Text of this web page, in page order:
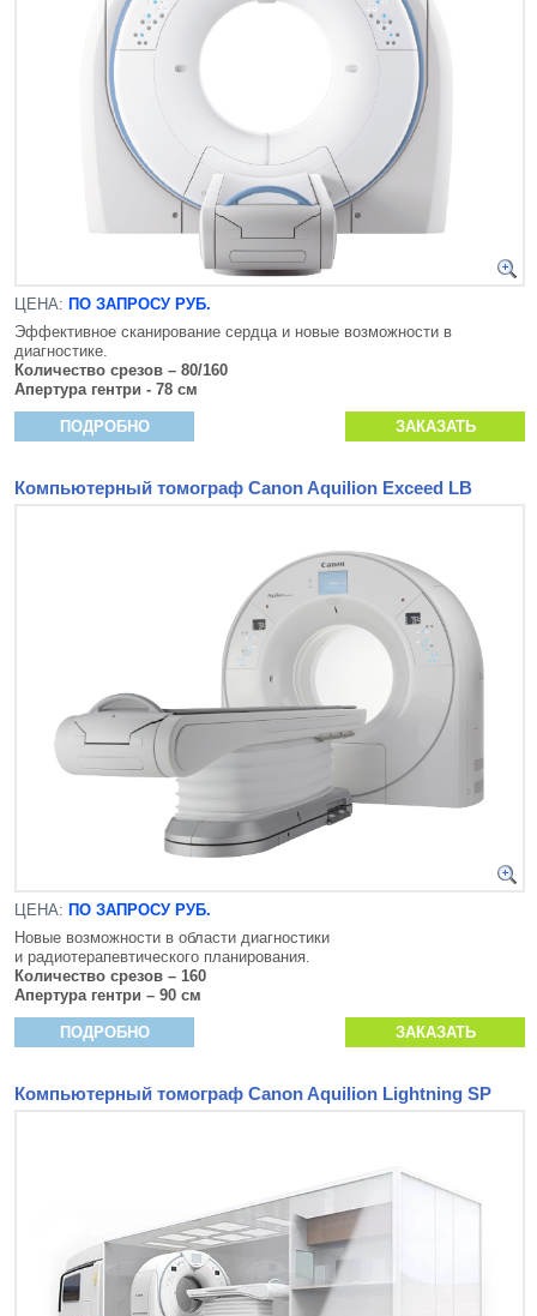
ЦЕНА: ПО ЗАПРОСУ РУБ.
Эффективное сканирование сердца и новые возможности в
диагностике.
Количество срезов – 80/160
Апертура гентри - 78 см
ПОДРОБНО ЗАКАЗАТЬ
Компьютерный томограф Canon Aquilion Exceed LB
ЦЕНА: ПО ЗАПРОСУ РУБ.
Новые возможности в области диагностики
и радиотерапевтического планирования.
Количество срезов – 160
Апертура гентри – 90 см
ПОДРОБНО ЗАКАЗАТЬ
Компьютерный томограф Canon Aquilion Lightning SP